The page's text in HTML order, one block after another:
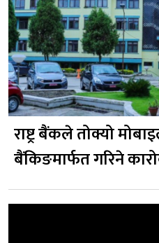
राष्ट्र बैंकले तोक्यो
बैंकिङमार्फत गरिने